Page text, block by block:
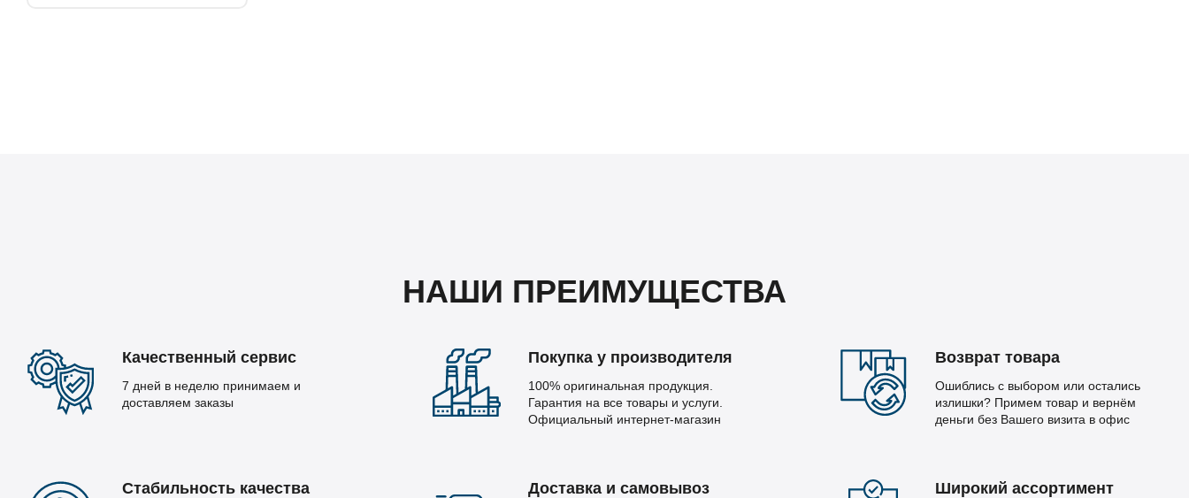
НАШИ ПРЕИМУЩЕСТВА
Качественный сервис
7 дней в неделю принимаем и
доставляем заказы
Покупка у производителя
100% оригинальная продукция.
Гарантия на все товары и услуги.
Официальный интернет-магазин
Возврат товара
Ошиблись с выбором или остались
излишки? Примем товар и вернём
деньги без Вашего визита в офис
Стабильность качества Доставка и самовывоз Широкий ассортимент